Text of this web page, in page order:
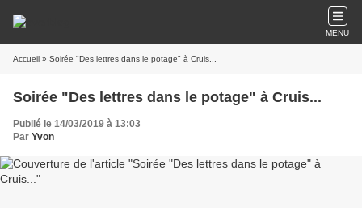
MENU
Accueil » Soirée "Des lettres dans le potage" à Cruis...
Soirée "Des lettres dans le potage" à Cruis...
Publié le 14/03/2019 à 13:03
Par Yvon